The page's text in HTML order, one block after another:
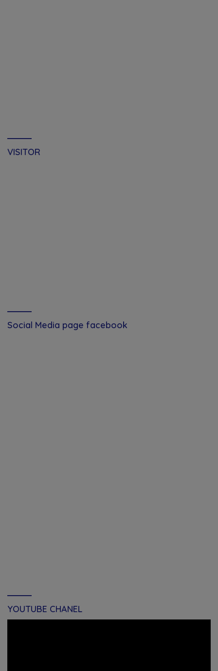
VISITOR
Social Media page facebook
YOUTUBE CHANEL